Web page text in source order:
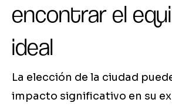
encontrar el
ideal
La elección de la ciudad
impacto significativo en su